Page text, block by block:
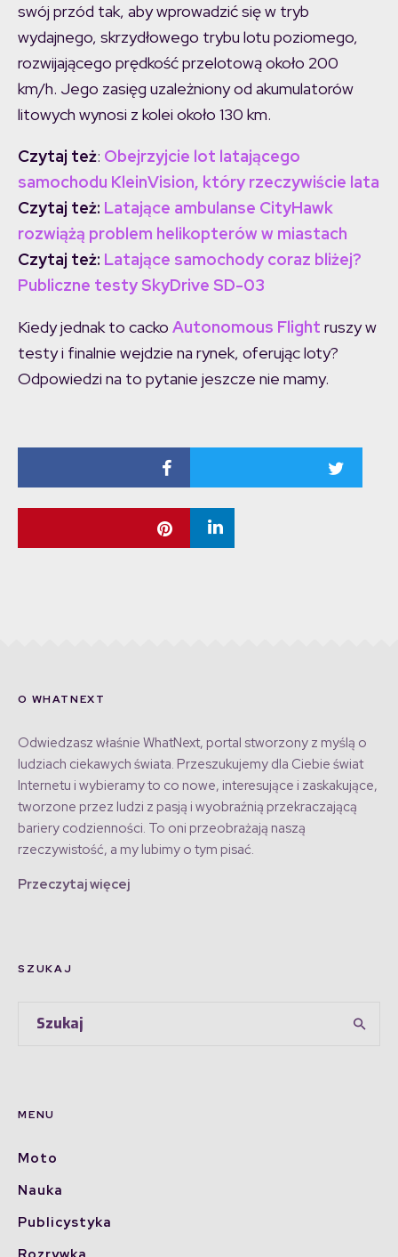
swój przód tak, aby wprowadzić się w tryb
wydajnego, skrzydłowego trybu lotu poziomego,
rozwijającego prędkość przelotową około 200
km/h. Jego zasięg uzależniony od akumulatorów
litowych wynosi z kolei około 130 km.
Czytaj też: Obejrzyjcie lot latającego
samochodu KleinVision, który rzeczywiście lata
Czytaj też: Latające ambulanse CityHawk
rozwiążą problem helikopterów w miastach
Czytaj też: Latające samochody coraz bliżej?
Publiczne testy SkyDrive SD-03
Kiedy jednak to cacko Autonomous Flight ruszy w
testy i finalnie wejdzie na rynek, oferując loty?
Odpowiedzi na to pytanie jeszcze nie mamy.
O WHATNEXT
Odwiedzasz właśnie WhatNext, portal stworzony z myślą o
ludziach ciekawych świata. Przeszukujemy dla Ciebie świat
Internetu i wybieramy to co nowe, interesujące i zaskakujące,
tworzone przez ludzi z pasją i wyobraźnią przekraczającą
bariery codzienności. To oni przeobrażają naszą
rzeczywistość, a my lubimy o tym pisać.
Przeczytaj więcej
SZUKAJ
MENU
Moto
Nauka
Publicystyka